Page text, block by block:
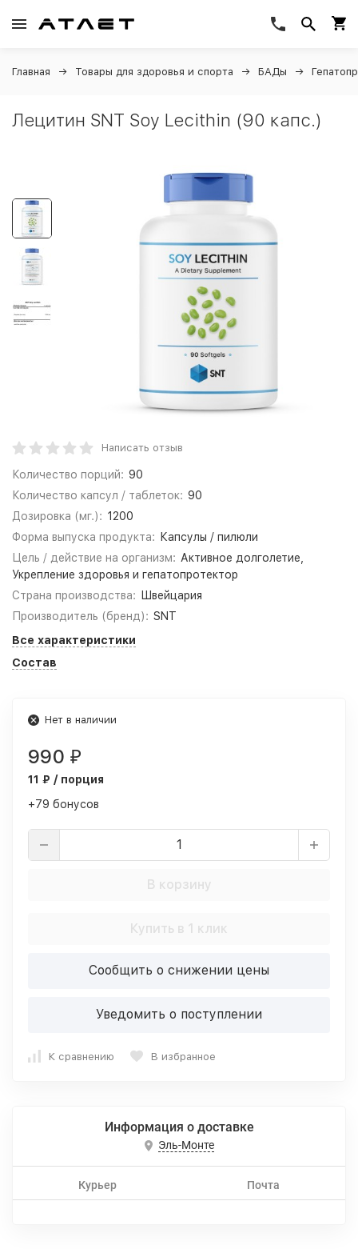
Главная Товары для здоровья и спорта БАДы
Лецитин SNT Soy Lecithin (90 капс.)
Написать отзыв
Количество порций: 90
Количество капсул / таблеток: 90
Дозировка (мг.): 1200
Форма выпуска продукта:
Капсулы / пилюли
Цель / действие на организм: Активное долголетие,
Укрепление здоровья и гепатопротектор
Страна производства:
Швейцария
Производитель (бренд): SNT
Все характеристики
Состав
Нет в наличии
990 ₽
11 ₽ / порция
+79 бонусов
В корзину
Купить в 1 клик
Сообщить о снижении цены
Уведомить о поступлении
К сравнению В избранное
Информация о доставке
Эль-Монте
Курьер Почта